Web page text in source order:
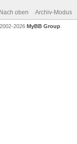
Nach oben Archiv-Modus
2002-2026 MyBB Group